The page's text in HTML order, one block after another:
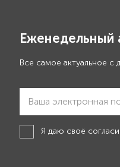
Еженедельный
Все самое актуальное с
Я даю своё